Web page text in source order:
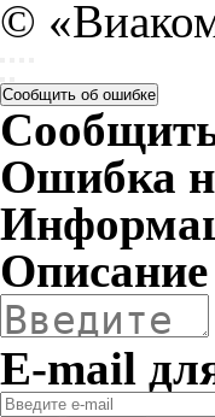
©
Сообщить об ошибке
Ошибка
E-mail